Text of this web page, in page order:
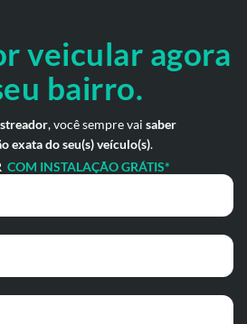
veicular agora
bairro.
, você sempre vai saber
exata do seu(s) veículo(s).
COM INSTALAÇÃO GRÁTIS*